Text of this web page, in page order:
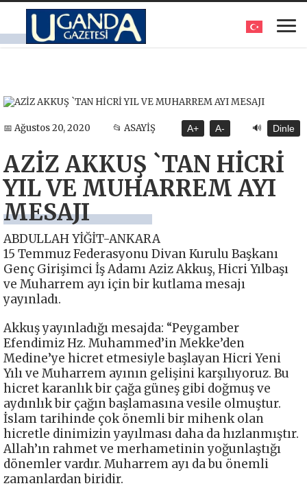
📅 Ağustos 20, 2020 📂 ASAYİŞ A+ A- 🔊 Dinle
AZİZ AKKUŞ `TAN HİCRİ
YIL VE MUHARREM AYI
MESAJI
ABDULLAH YİĞİT-ANKARA
15 Temmuz Federasyonu Divan Kurulu Başkanı
Genç Girişimci İş Adamı Aziz Akkuş, Hicri Yılbaşı
ve Muharrem ayı için bir kutlama mesajı
yayınladı.
Akkuş yayınladığı mesajda: “Peygamber
Efendimiz Hz. Muhammed’in Mekke’den
Medine’ye hicret etmesiyle başlayan Hicri Yeni
Yılı ve Muharrem ayının gelişini karşılıyoruz. Bu
hicret karanlık bir çağa güneş gibi doğmuş ve
aydınlık bir çağın başlamasına vesile olmuştur.
İslam tarihinde çok önemli bir mihenk olan
hicretle dinimizin yayılması daha da hızlanmıştır.
Allah’ın rahmet ve merhametinin yoğunlaştığı
dönemler vardır. Muharrem ayı da bu önemli
zamanlardan biridir.